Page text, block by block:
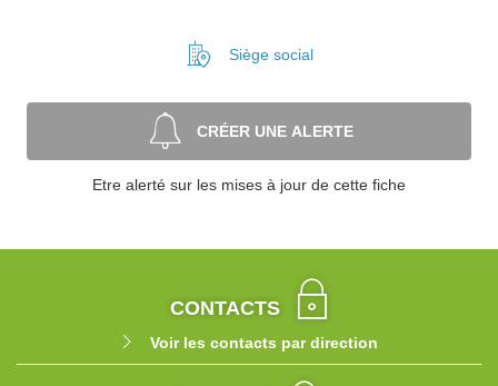
Siège social
CRÉER UNE ALERTE
Etre alerté sur les mises à jour de cette fiche
CONTACTS
Voir les contacts par direction